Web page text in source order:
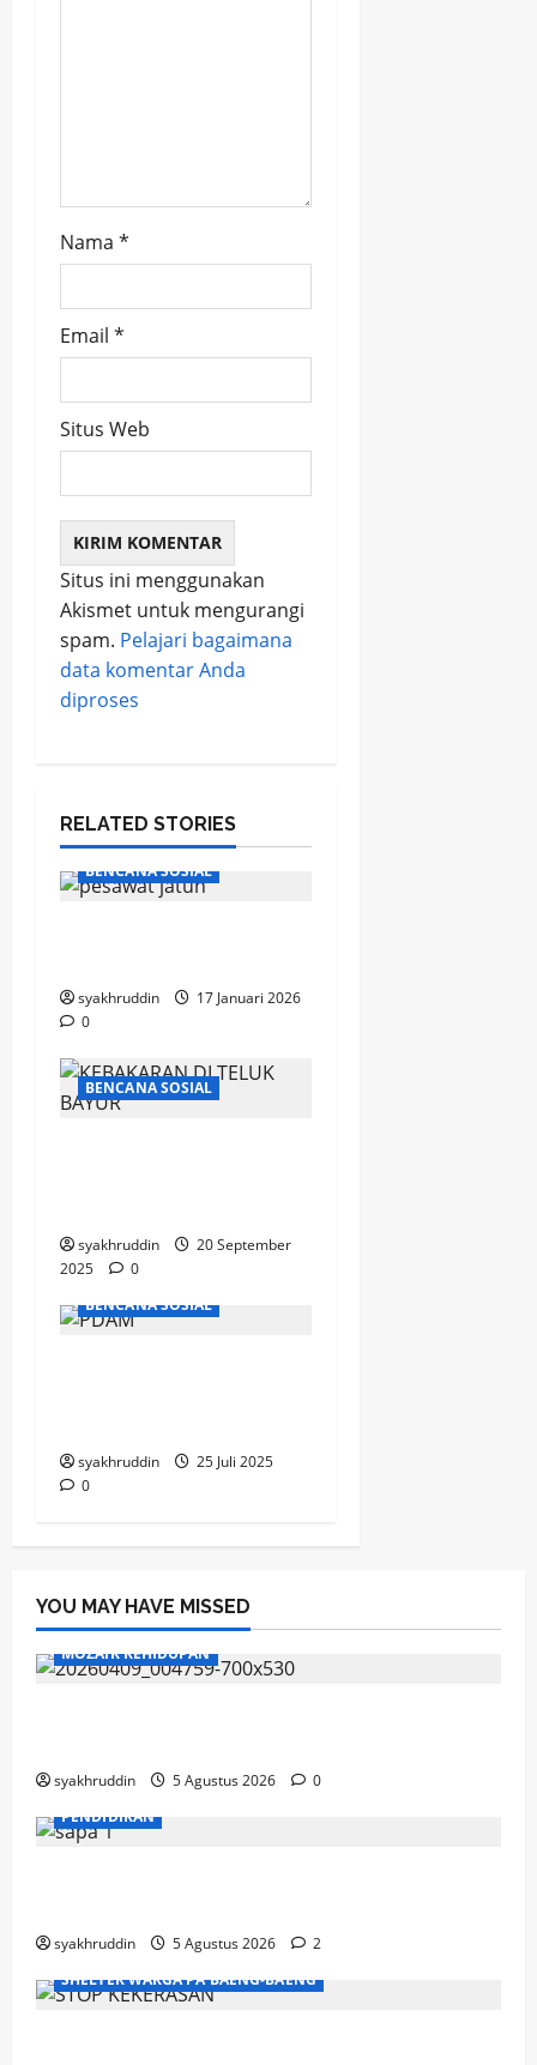
Nama *
Email *
Situs Web
Situs ini menggunakan
Akismet untuk mengurangi
spam. Pelajari bagaimana
data komentar Anda
diproses
RELATED STORIES
BENCANA SOSIAL
syakhruddin
17 Januari 2026
0
BENCANA SOSIAL
syakhruddin
20 September
2025
0
BENCANA SOSIAL
syakhruddin
25 Juli 2025
0
YOU MAY HAVE MISSED
MOZAIK KEHIDUPAN
syakhruddin 5 Agustus 2026
0
PENDIDIKAN
syakhruddin 5 Agustus 2026
2
SHELTER WARGA PA'BAENG-BAENG